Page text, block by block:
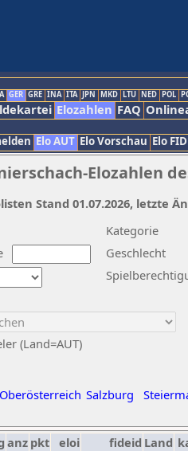
GER GRE INA ITA JPN MKD LTU NED POL
Elozahlen FAQ
Elo AUT Elo Vorschau Elo
Elozahlen
Kategorie
Geschlecht
(Land=AUT)
Oberösterreich Salzburg
Stand 01.07.2026, letzte
anz pkt eloi fideid Land